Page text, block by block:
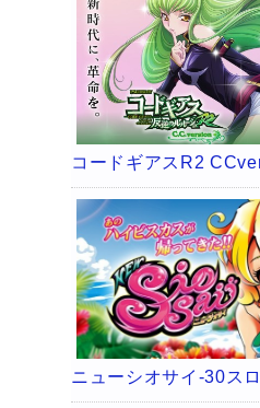
コードギアスR2
ニューシオサイ-30ス